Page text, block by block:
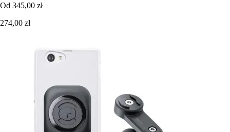
Od 345,00 zł
274,00 zł